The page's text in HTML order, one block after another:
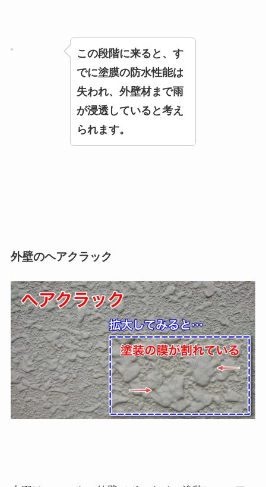
この段階に来ると、す
でに塗膜の防水性能は
失われ、外壁材まで雨
が浸透していると考え
られます。
外壁のヘアクラック